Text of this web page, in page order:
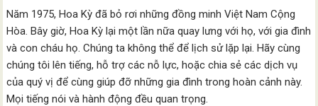
Năm 1975, Hoa Kỳ đã bỏ rơi những đồng minh Việt Nam Cộng
Hòa. Bây giờ, Hoa Kỳ lại một lần nữa quay lưng với họ, với gia đình
và con cháu họ. Chúng ta không thể để lịch sử lặp lại. Hãy cùng
chúng tôi lên tiếng, hỗ trợ các nỗ lực, hoặc chia sẻ các dịch vụ
của quý vị để cùng giúp đỡ những gia đình trong hoàn cảnh này.
Mọi tiếng nói và hành động đều quan trọng.